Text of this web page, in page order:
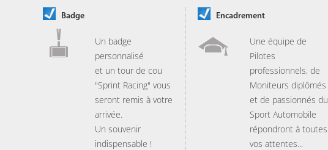
Badge
Un badge
personnalisé
et un tour de cou
"Sprint Racing" vous
seront remis à votre
arrivée.
Un souvenir
indispensable !
Encadrement
Une équipe de
Pilotes
professionnels, de
Moniteurs diplômés
et de passionnés du
Sport Automobile
répondront à toutes
vos attentes...